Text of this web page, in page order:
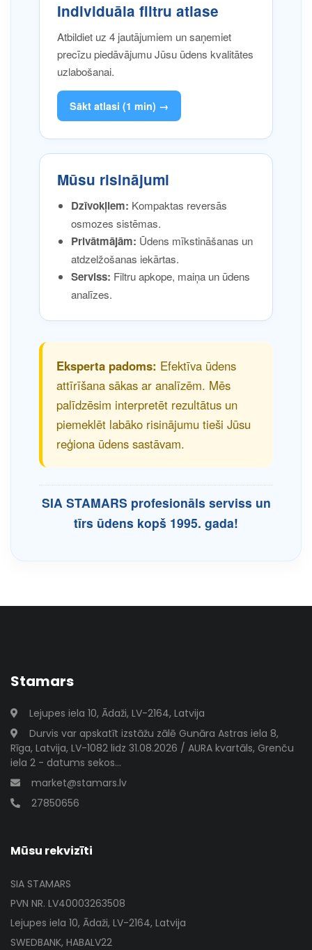
Individuāla filtru atlase
Atbildiet uz 4 jautājumiem un saņemiet
precīzu piedāvājumu Jūsu ūdens kvalitātes
uzlabošanai.
Sākt atlasi (1 min) →
Mūsu risinājumi
Dzīvokļiem: Kompaktas reversās
osmozes sistēmas.
Privātmājām: Ūdens mīkstināšanas un
atdzelžošanas iekārtas.
Serviss: Filtru apkope, maiņa un ūdens
analīzes.
Eksperta padoms: Efektīva ūdens
attīrīšana sākas ar analīzēm. Mēs
palīdzēsim interpretēt rezultātus un
piemeklēt labāko risinājumu tieši Jūsu
reģiona ūdens sastāvam.
SIA STAMARS profesionāls serviss un
tīrs ūdens kopš 1995. gada!
Stamars
Lejupes iela 10, Ādaži, LV-2164, Latvija
Durvis var apskatīt izstāžu zālē Gunāra Astras iela 8,
Rīga, Latvija, LV-1082 lidz 31.08.2026 / AURA kvartāls, Grenču
iela 2 - datums sekos...
market@stamars.lv
27850656
Mūsu rekvizīti
SIA STAMARS
PVN NR. LV40003263508
Lejupes iela 10, Ādaži, LV-2164, Latvija
SWEDBANK, HABALV22